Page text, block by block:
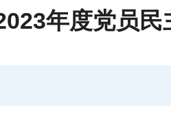
年度党员民